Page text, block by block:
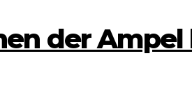
der Ampel